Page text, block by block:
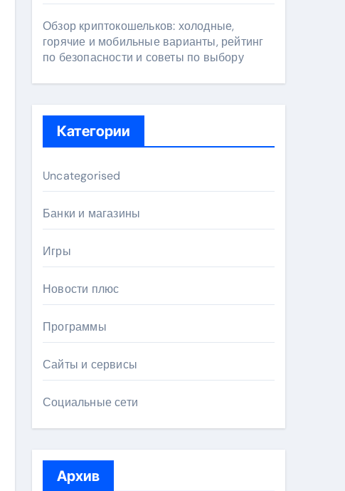
Обзор криптокошельков: холодные,
горячие и мобильные варианты, рейтинг
по безопасности и советы по выбору
Категории
Uncategorised
Банки и магазины
Игры
Новости плюс
Программы
Сайты и сервисы
Социальные сети
Архив